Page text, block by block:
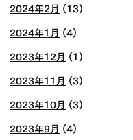
2024年2月 (13)
2024年1月 (4)
2023年12月 (1)
2023年11月 (3)
2023年10月 (3)
2023年9月 (4)